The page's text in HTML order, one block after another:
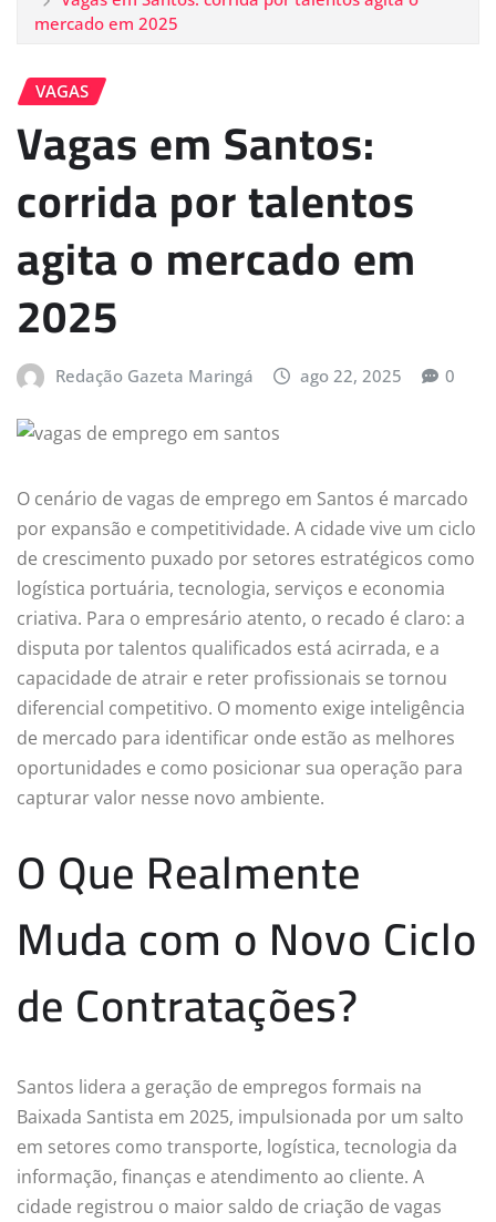
mercado em 2025
VAGAS
Vagas em Santos:
corrida por talentos
agita o mercado em
2025
Redação Gazeta Maringá ago 22, 2025 0
O cenário de vagas de emprego em Santos é marcado
por expansão e competitividade. A cidade vive um ciclo
de crescimento puxado por setores estratégicos como
logística portuária, tecnologia, serviços e economia
criativa. Para o empresário atento, o recado é claro: a
disputa por talentos qualificados está acirrada, e a
capacidade de atrair e reter profissionais se tornou
diferencial competitivo. O momento exige inteligência
de mercado para identificar onde estão as melhores
oportunidades e como posicionar sua operação para
capturar valor nesse novo ambiente.
O Que Realmente
Muda com o Novo Ciclo
de Contratações?
Santos lidera a geração de empregos formais na
Baixada Santista em 2025, impulsionada por um salto
em setores como transporte, logística, tecnologia da
informação, finanças e atendimento ao cliente. A
cidade registrou o maior saldo de criação de vagas